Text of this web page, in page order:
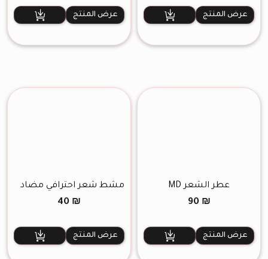
عرض المنتج
240 ₪.
199 ₪.
عرض المنتج
عطر الشعر MD
90 ₪
عرض المنتج
مشط شعر احترافي مضاد
40 ₪
عرض المنتج